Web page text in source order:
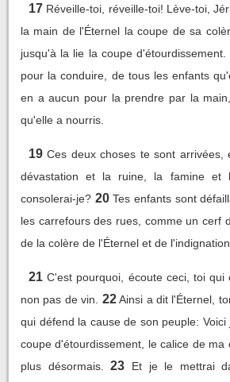
17 Réveille-toi, réveille-toi! Lève-toi,
la main de l'Éternel la coupe de sa
jusqu'à la lie la coupe d'étourdissement.
pour la conduire, de tous les enfants
en a aucun pour la prendre par la
qu'elle a nourris.
19 Ces deux choses te sont arrivées,
dévastation et la ruine, la famine et
consolerai-je? 20 Tes enfants sont
les carrefours des rues, comme un cerf
de la colère de l'Éternel et de
21 C'est pourquoi, écoute ceci, toi qui
non pas de vin.
22 Ainsi a dit l'Éternel,
qui défend la cause de son peuple:
coupe d'étourdissement, le calice de ma
plus désormais.
23
Et je le mettrai